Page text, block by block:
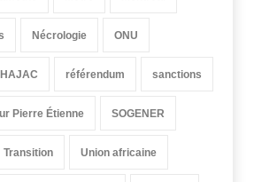
Nécrologie ONU
référendum sanctions
Pierre Étienne SOGENER
Transition Union africaine